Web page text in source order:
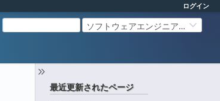
ログイン
ソフトウェアエンジニアリング
最近更新されたページ